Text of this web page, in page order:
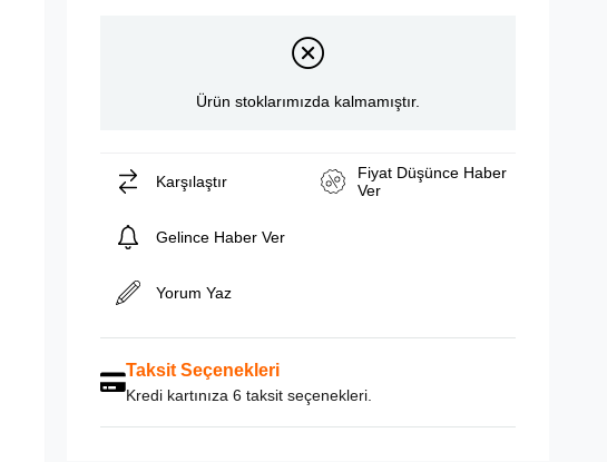
Ürün stoklarımızda kalmamıştır.
Karşılaştır
Fiyat Düşünce Haber
Ver
Gelince Haber Ver
Yorum Yaz
Taksit Seçenekleri
Kredi kartınıza 6 taksit seçenekleri.